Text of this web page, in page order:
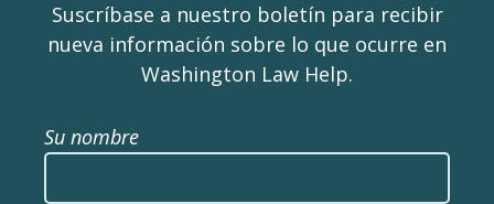
Suscríbase a nuestro boletín para recibir
nueva información sobre lo que ocurre en
Washington Law Help.
Su nombre